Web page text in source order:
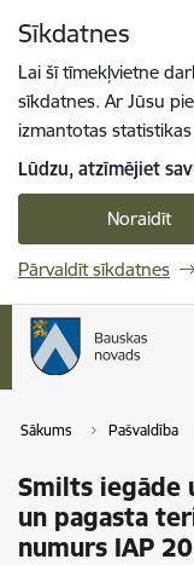
Sīkdatnes
Lai šī tīmekļvietne
sīkdatnes. Ar Jūsu
izmantotas
Lūdzu, atzīmējiet
Noraidīt
Pārvaldīt sīkdatnes
Sākums Pašvaldība
Smilts iegāde
un pagasta
numurs IAP